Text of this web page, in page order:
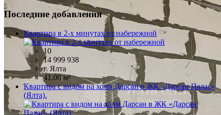
Последние добавления
Квартира в 2-х минутах от набережной
10
14 999 938
г. Ялта
41.00 м²
Квартира с видом на холм Дарсан в ЖК «Дарсан Палас»
(Ялта).